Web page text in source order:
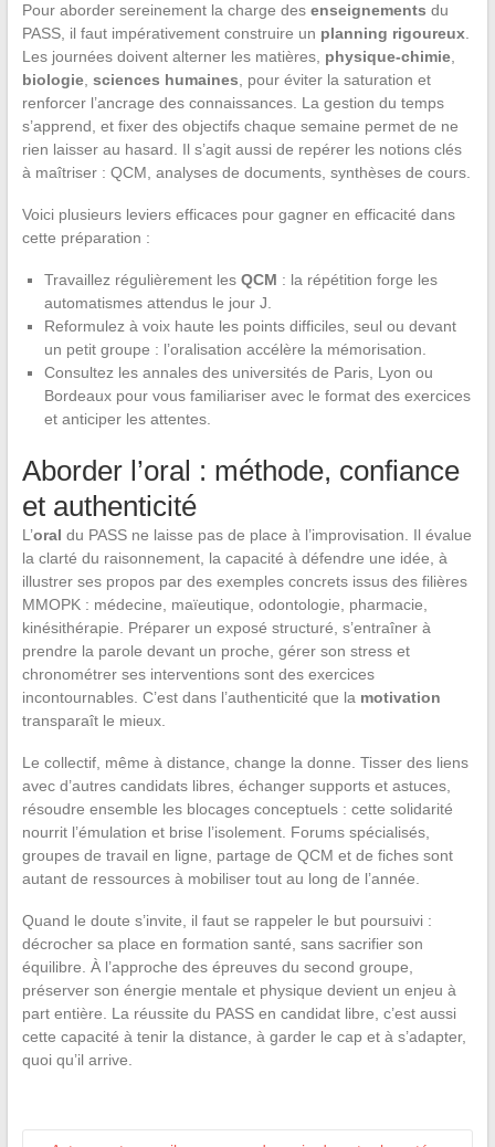
Pour aborder sereinement la charge des enseignements du
PASS, il faut impérativement construire un planning rigoureux.
Les journées doivent alterner les matières, physique-chimie,
biologie, sciences humaines , pour éviter la saturation et
renforcer l’ancrage des connaissances. La gestion du temps
s’apprend, et fixer des objectifs chaque semaine permet de ne
rien laisser au hasard. Il s’agit aussi de repérer les notions clés
à maîtriser : QCM, analyses de documents, synthèses de cours.
Voici plusieurs leviers efficaces pour gagner en efficacité dans
cette préparation :
Travaillez régulièrement les QCM : la répétition forge les
automatismes attendus le jour J.
Reformulez à voix haute les points difficiles, seul ou devant
un petit groupe : l’oralisation accélère la mémorisation.
Consultez les annales des universités de Paris, Lyon ou
Bordeaux pour vous familiariser avec le format des exercices
et anticiper les attentes.
Aborder l’oral : méthode, confiance
et authenticité
L’oral du PASS ne laisse pas de place à l’improvisation. Il évalue
la clarté du raisonnement, la capacité à défendre une idée, à
illustrer ses propos par des exemples concrets issus des filières
MMOPK : médecine, maïeutique, odontologie, pharmacie,
kinésithérapie. Préparer un exposé structuré, s’entraîner à
prendre la parole devant un proche, gérer son stress et
chronométrer ses interventions sont des exercices
incontournables. C’est dans l’authenticité que la motivation
transparaît le mieux.
Le collectif, même à distance, change la donne. Tisser des liens
avec d’autres candidats libres, échanger supports et astuces,
résoudre ensemble les blocages conceptuels : cette solidarité
nourrit l’émulation et brise l’isolement. Forums spécialisés,
groupes de travail en ligne, partage de QCM et de fiches sont
autant de ressources à mobiliser tout au long de l’année.
Quand le doute s’invite, il faut se rappeler le but poursuivi :
décrocher sa place en formation santé, sans sacrifier son
équilibre. À l’approche des épreuves du second groupe,
préserver son énergie mentale et physique devient un enjeu à
part entière. La réussite du PASS en candidat libre, c’est aussi
cette capacité à tenir la distance, à garder le cap et à s’adapter,
quoi qu’il arrive.